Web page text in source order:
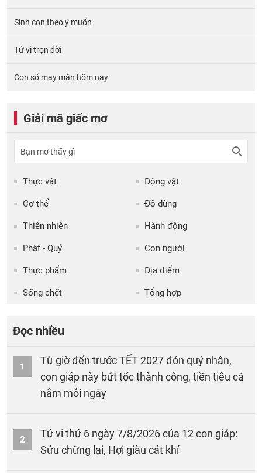
Sinh con theo ý muốn
Tử vi trọn đời
Con số may mắn hôm nay
Giải mã giấc mơ
Thực vật Động vật
Cơ thể Đồ dùng
Thiên nhiên Hành động
Phật - Quỷ Con người
Thực phẩm Địa điểm
Sống chết Tổng hợp
Đọc nhiều
1
Từ giờ đến trước TẾT 2027 đón quý nhân,
con giáp này bứt tốc thành công, tiền tiêu cả
nắm mỗi ngày
2
Tử vi thứ 6 ngày 7/8/2026 của 12 con giáp:
Sửu chững lại, Hợi giàu cát khí